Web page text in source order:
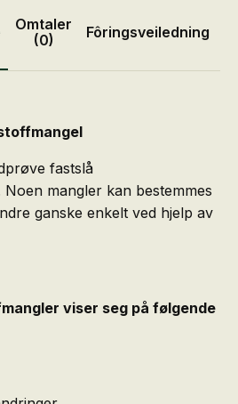
Omtaler
(0)
Fôringsveiledning
fastslå
mangler kan bestemmes
ganske enkelt ved hjelp av
viser seg på følgende